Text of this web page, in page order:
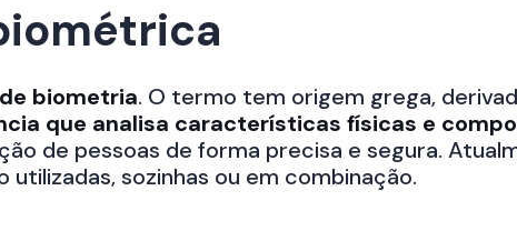
biometria. O termo tem origem grega,
que analisa características físicas e
de pessoas de forma precisa e segura.
sozinhas ou em combinação.